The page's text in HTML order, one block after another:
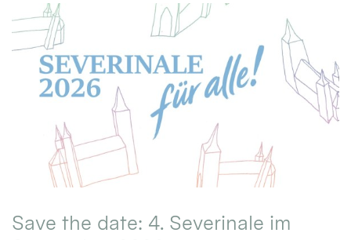
Save the date: 4. Severinale im